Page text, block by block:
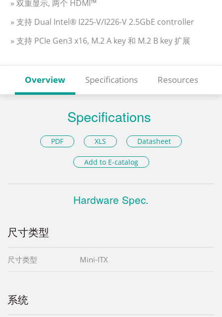
» 双重显示, 两个 HDMI™
» 支持 Dual Intel® I225-V/I226-V 2.5GbE controller
» 支持 PCIe Gen3 x16, M.2 A key 和 M.2 B key 扩展
Overview Specifications Resources
Specifications
PDF XLS Datasheet
Add to E-catalog
Hardware Spec.
尺寸类型
尺寸类型 Mini-ITX
系统